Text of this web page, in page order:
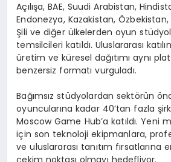
Açılışa, BAE, Suudi Arabistan,
Endonezya, Kazakistan, Özbekistan,
Şili ve diğer ülkelerden oyun
temsilcileri katıldı. Uluslararası
üretim ve küresel dağıtımı aynı
benzersiz formatı vurguladı.
Bağımsız stüdyolardan sektörün
oyuncularına kadar 40’tan fazla
Moscow Game Hub’a katıldı. Yeni
için son teknoloji ekipmanlara,
ve uluslararası tanıtım fırsatlarına